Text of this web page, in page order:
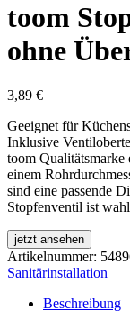
toom
ohne
3,89 €
Geeignet für
Inklusive
toom
einem
sind eine passende
Stopfenventil ist
jetzt ansehen
Artikelnummer:
Sanitärinstallation
Beschreibung